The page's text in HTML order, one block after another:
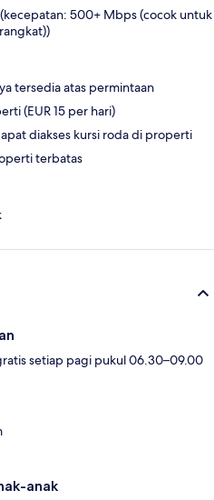
500+ Mbps (cocok untuk
tersedia atas permintaan
(EUR 15 per hari)
diakses kursi roda di properti
terbatas
setiap pagi pukul 06.30–09.00
anak